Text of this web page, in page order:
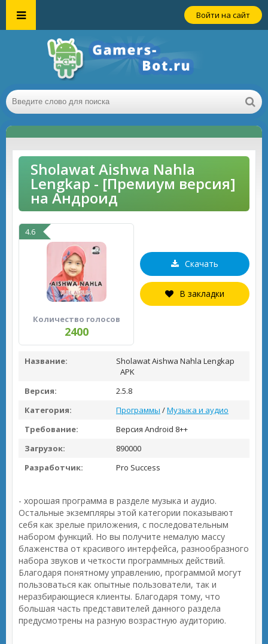
Войти на сайт
Sholawat Aishwa Nahla
Lengkap - [Премиум версия]
на Андроид
4.6
Количество голосов
2400
Скачать
В закладки
Название:
Sholawat Aishwa Nahla Lengkap
APK
Версия:
2.5.8
Категория:
Программы /Музыка и аудио
Требование:
Версия Android 8++
Загрузок:
890000
Разработчик:
Pro Success
- хорошая программа в разделе музыка и аудио.
Остальные экземпляры этой категории показывают
себя как зрелые приложения, с последовательным
набором функций. Но вы получите немалую массу
блаженства от красивого интерфейса, разнообразного
набора звуков и четкости программных действий.
Благодаря понятному управлению, программой могут
пользоваться как опытные пользователи, так и
неразбирающиеся клиенты. Благодаря тому, что
большая часть представителей данного раздела
предусмотрены на разную возрастную аудиторию.